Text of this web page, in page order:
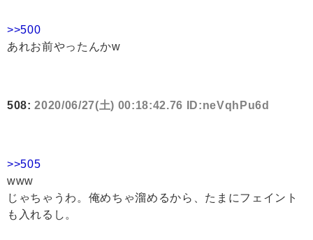
>>500
あれお前やったんかw
508:2020/06/27(土) 00:18:42.76 ID:neVqhPu6d
>>505
www
じゃちゃうわ。俺めちゃ溜めるから、たまにフェイント
も入れるし。